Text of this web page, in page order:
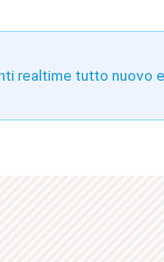
realtime tutto